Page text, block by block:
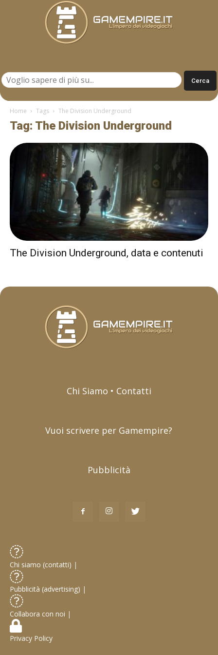
Home Tags The Division Underground
Tag: The Division Underground
The Division Underground, data e contenuti
Chi Siamo • Contatti
Vuoi scrivere per Gamempire?
Pubblicità
Chi siamo (contatti) |
Pubblicità (advertising) |
Collabora con noi |
Privacy Policy